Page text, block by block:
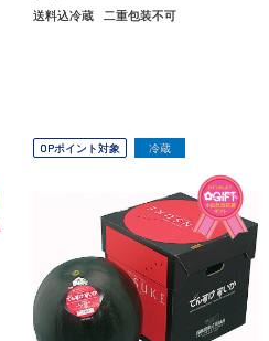
送料込冷蔵 二重包装不可
OPポイント対象 冷蔵